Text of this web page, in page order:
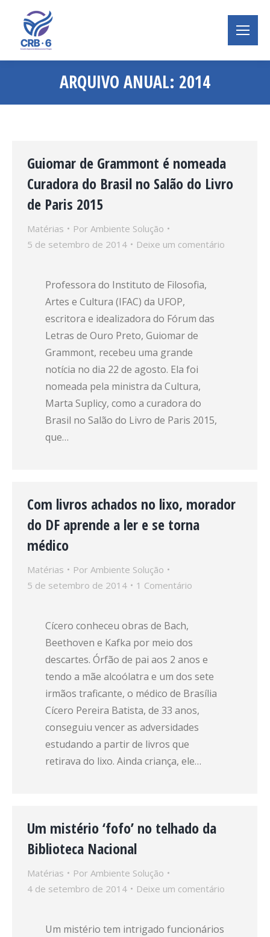
ARQUIVO ANUAL: 2014
Você está aqui:
Guiomar de Grammont é nomeada
Curadora do Brasil no Salão do Livro
de Paris 2015
Matérias Por Ambiente Solução
5 de setembro de 2014
Deixe um comentário
Professora do Instituto de Filosofia,
Artes e Cultura (IFAC) da UFOP,
escritora e idealizadora do Fórum das
Letras de Ouro Preto, Guiomar de
Grammont, recebeu uma grande
notícia no dia 22 de agosto. Ela foi
nomeada pela ministra da Cultura,
Marta Suplicy, como a curadora do
Brasil no Salão do Livro de Paris 2015,
que…
Com livros achados no lixo, morador
do DF aprende a ler e se torna
médico
Matérias Por Ambiente Solução
5 de setembro de 2014
1 Comentário
Cícero conheceu obras de Bach,
Beethoven e Kafka por meio dos
descartes. Órfão de pai aos 2 anos e
tendo a mãe alcoólatra e um dos sete
irmãos traficante, o médico de Brasília
Cícero Pereira Batista, de 33 anos,
conseguiu vencer as adversidades
estudando a partir de livros que
retirava do lixo. Ainda criança, ele…
Um mistério ‘fofo’ no telhado da
Biblioteca Nacional
Matérias Por Ambiente Solução
4 de setembro de 2014
Deixe um comentário
Um mistério tem intrigado funcionários